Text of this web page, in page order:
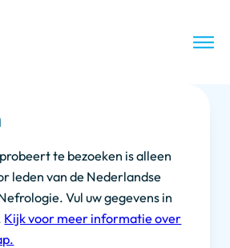
te bezoeken is alleen
leden van de Nederlandse
Vul uw gegevens in
Kijk voor meer informatie over